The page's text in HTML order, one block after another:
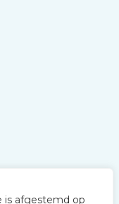
is afgestemd op